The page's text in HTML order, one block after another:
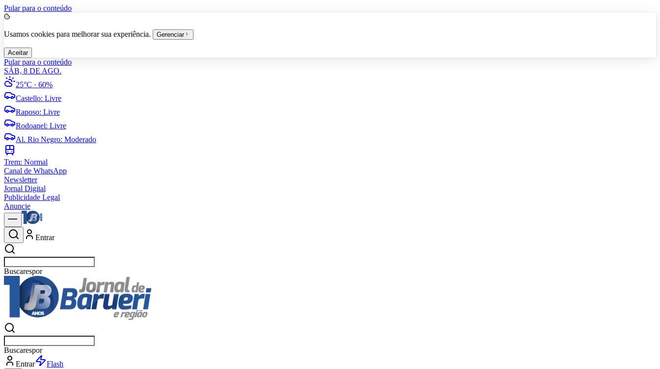
Pular para o conteúdo
Usamos cookies para melhorar sua experiência. Gerenciar
Aceitar
Pular para o conteúdo
SÁB, 8 DE AGO.
25°C · 60%
Castello: Livre
Raposo: Livre
Rodoanel: Livre
Al. Rio Negro: Moderado
Trem: Normal
Canal de WhatsApp
Newsletter
Jornal Digital
Publicidade Legal
Anuncie
Entrar
Buscaresportes
Buscaresportes
Entrar
Flash